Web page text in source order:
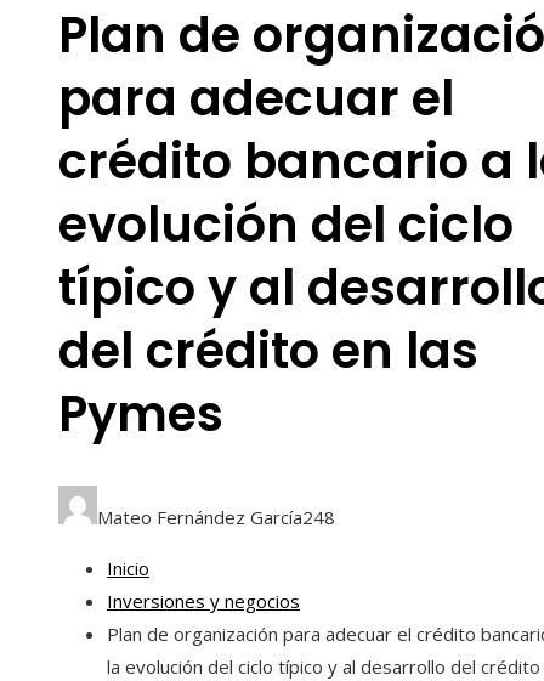
Plan de
para adecuar el
crédito bancario a
evolución del ciclo
típico y al
del crédito en las
Pymes
Mateo Fernández García248
Inicio
Inversiones y negocios
Plan de organización para adecuar el crédito
la evolución del ciclo típico y al desarrollo del